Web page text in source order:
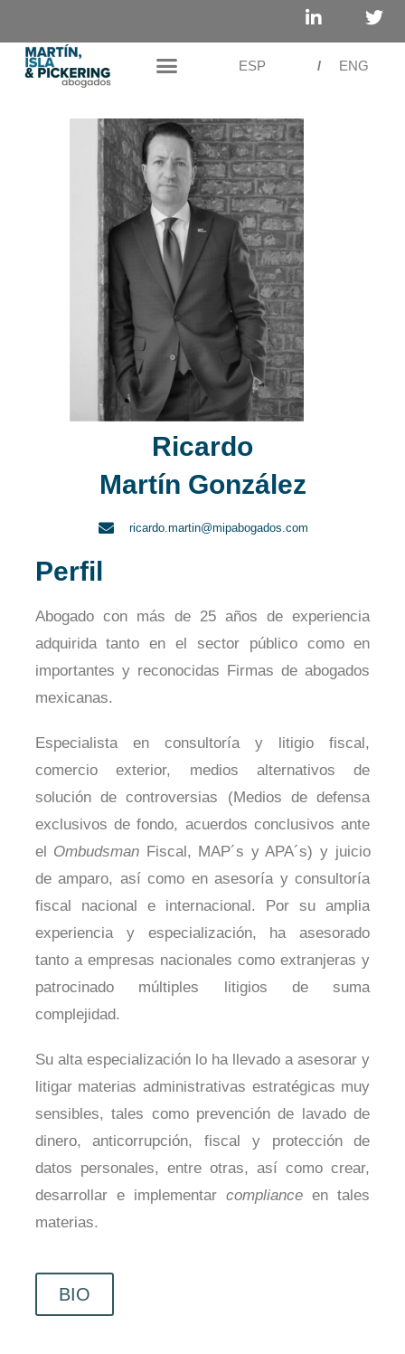
ESP / ENG
Ricardo
Martín González
ricardo.martin@mipabogados.com
Perfil
Abogado con más de 25 años de experiencia
adquirida tanto en el sector público como en
importantes y reconocidas Firmas de abogados
mexicanas.
Especialista en consultoría y litigio fiscal,
comercio exterior, medios alternativos de
solución de controversias (Medios de defensa
exclusivos de fondo, acuerdos conclusivos ante
el Ombudsman Fiscal, MAP´s y APA´s) y juicio
de amparo, así como en asesoría y consultoría
fiscal nacional e internacional. Por su amplia
experiencia y especialización, ha asesorado
tanto a empresas nacionales como extranjeras y
patrocinado múltiples litigios de suma
complejidad.
Su alta especialización lo ha llevado a asesorar y
litigar materias administrativas estratégicas muy
sensibles, tales como prevención de lavado de
dinero, anticorrupción, fiscal y protección de
datos personales, entre otras, así como crear,
desarrollar e implementarcompliance en tales
materias.
BIO